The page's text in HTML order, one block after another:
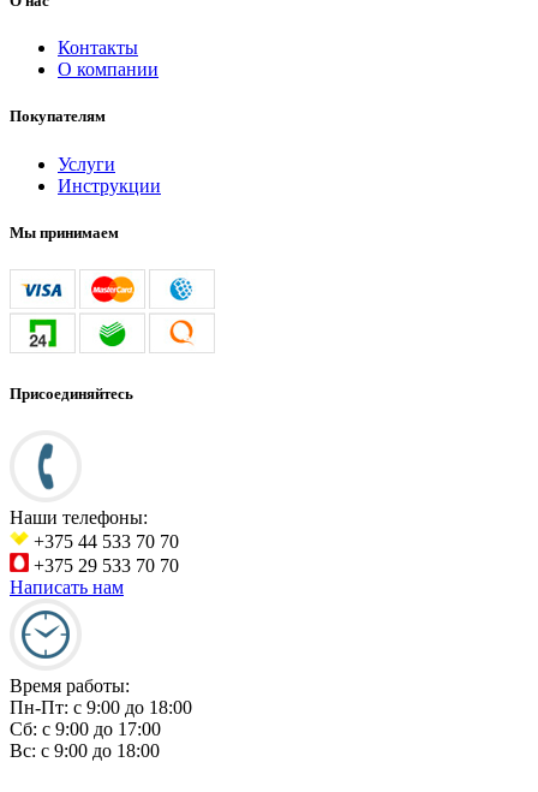
Контакты
О компании
Покупателям
Услуги
Инструкции
Мы принимаем
Присоединяйтесь
Наши телефоны:
+375 44 533 70 70
+375 29 533 70 70
Написать нам
Время работы:
Пн-Пт: c 9:00 до 18:00
Сб: c 9:00 до 17:00
Вс: c 9:00 до 18:00